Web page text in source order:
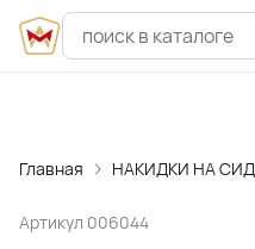
Главная НАКИДКИ НА
Артикул 006044